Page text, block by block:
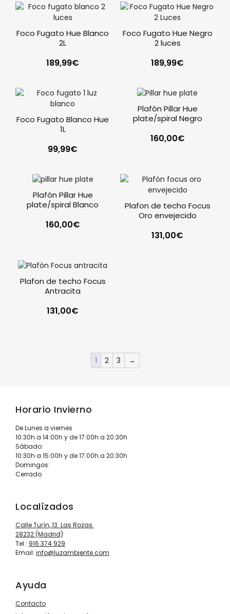
Foco Fugato Hue Blanco
2L
189,99€
Foco Fugato Hue Negro
2 luces
189,99€
Foco Fugato Blanco Hue
1L
99,99€
Plafón Pillar Hue
plate/spiral Negro
160,00€
Plafón Pillar Hue
plate/spiral Blanco
160,00€
Plafon de techo Focus
Oro envejecido
131,00€
Plafon de techo Focus
Antracita
131,00€
1 2 3 →
Horario Invierno
De Lunes a viernes
10:30h a 14:00h y de 17:00h a 20:30h
Sábado:
10:30h a 15:00h y de 17:00h a 20:30h
Domingos:
Cerrado
Localízados
Calle Turín, 13. Las Rozas.
28232 (Madrid)
Tel.: 916 374 929
Email: info@luzambiente.com
Ayuda
Contacto